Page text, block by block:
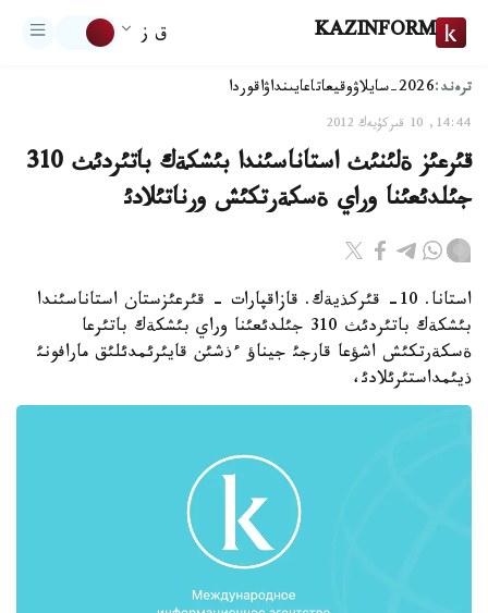
KAZINFORM ق ز
ترەند:2026-سايلاۋ وقيعاتاعايىنداۋاقوردا
14:44, 10 قىركۇيەك 2012
قئرعئز ةلئنئث استاناسئندا بئشكةك باتئردئث 310
جئلدئعئنا وراي ةسكةرتكئش ورناتئلادئ
استانا. 10- قئركذيةك. قازاقپارات - قئرعئزستان استاناسئندا
بئشكةك باتئردئث 310 جئلدئعئنا وراي بئشكةك باتئرعا
ةسكةرتكئش اشؤعا قارجئ جيناؤ ءذشئن قايئرئمدئلئق مارافونئ
ذيئمداستئرئلادئ،